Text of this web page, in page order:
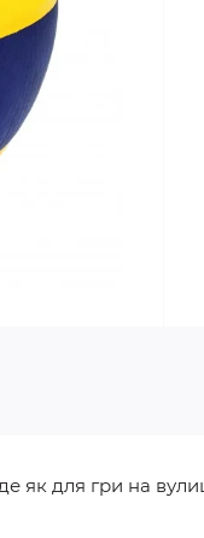
як для гри на